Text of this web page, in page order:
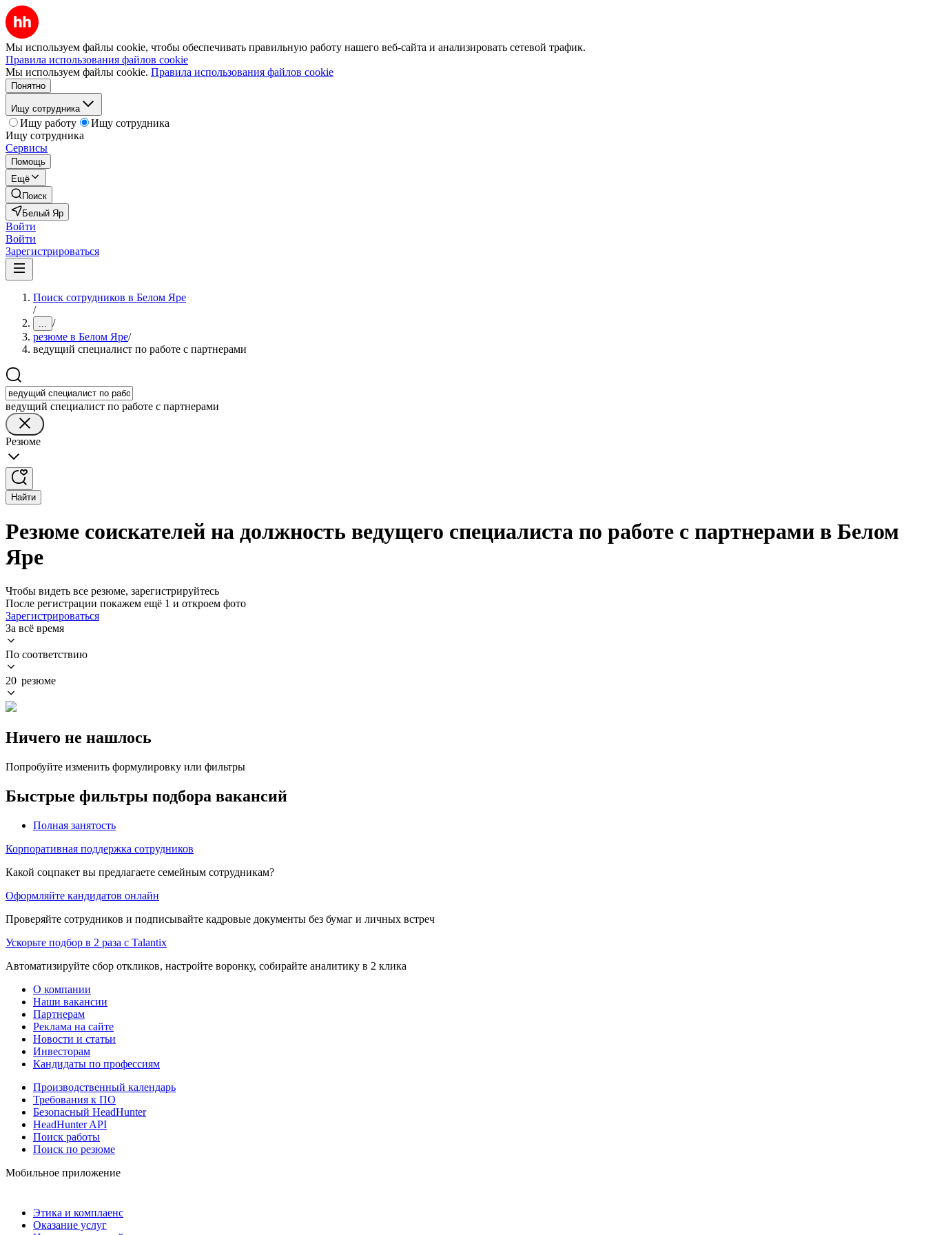
Мы используем файлы cookie, чтобы обеспечивать правильную работу нашего веб-сайта и анализировать сетевой трафик.
Правила использования файлов cookie
Мы используем файлы cookie. Правила использования файлов cookie
Понятно
Ищу сотрудника
Ищу работу
Ищу сотрудника
Ищу сотрудника
Сервисы
Помощь
Ещё
Поиск
Белый Яр
Войти
Войти
Зарегистрироваться
Поиск сотрудников в Белом Яре
/
... /
резюме в Белом Яре/
ведущий специалист по работе с партнерами
ведущий специалист по работе с партнерами
Резюме
Найти
Резюме соискателей на должность ведущего специалиста по работе с партнерами в Белом
Яре
Чтобы видеть все резюме, зарегистрируйтесь
После регистрации покажем ещё 1 и откроем фото
Зарегистрироваться
За всё время
По соответствию
20 резюме
Ничего не нашлось
Попробуйте изменить формулировку или фильтры
Быстрые фильтры подбора вакансий
Полная занятость
Корпоративная поддержка сотрудников
Какой соцпакет вы предлагаете семейным сотрудникам?
Оформляйте кандидатов онлайн
Проверяйте сотрудников и подписывайте кадровые документы без бумаг и личных встреч
Ускорьте подбор в 2 раза с Talantix
Автоматизируйте сбор откликов, настройте воронку, собирайте аналитику в 2 клика
О компании
Наши вакансии
Партнерам
Реклама на сайте
Новости и статьи
Инвесторам
Кандидаты по профессиям
Производственный календарь
Требования к ПО
Безопасный HeadHunter
HeadHunter API
Поиск работы
Поиск по резюме
Мобильное приложение
Этика и комплаенс
Оказание услуг